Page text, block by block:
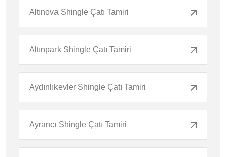
Altınova Shingle Çatı Tamiri
Altınpark Shingle Çatı Tamiri
Aydınlıkevler Shingle Çatı Tamiri
Ayrancı Shingle Çatı Tamiri